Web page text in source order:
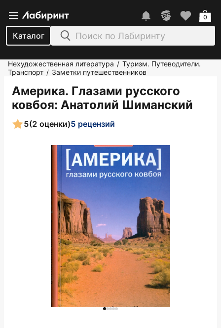
Каталог
0
Нехудожественная литература / Туризм. Путеводители.
Транспорт / Заметки путешественников
Америка. Глазами русского
ковбоя: Анатолий Шиманский
5(2 оценки)5 рецензий